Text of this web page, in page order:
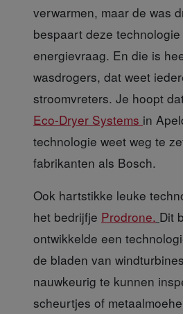
verwarmen, maar de was
bespaart deze
energievraag. En die is
wasdrogers, dat weet
stroomvreters. Je hoopt
Eco-Dryer Systems in
technologie weet weg te
fabrikanten als Bosch.
Ook hartstikke leuke
het bedrijfje Prodrone. Dit
ontwikkelde een
de bladen van
nauwkeurig te kunnen
scheurtjes of